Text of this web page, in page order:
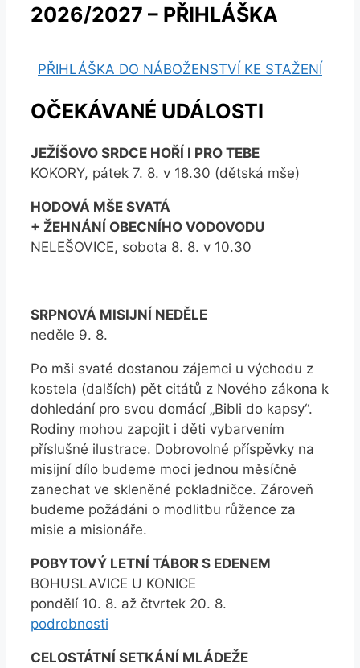
2026/2027 – PŘIHLÁŠKA
PŘIHLÁŠKA DO NÁBOŽENSTVÍ KE STAŽENÍ
OČEKÁVANÉ UDÁLOSTI
JEŽÍŠOVO SRDCE HOŘÍ I PRO TEBE
KOKORY, pátek 7. 8. v 18.30 (dětská mše)
HODOVÁ MŠE SVATÁ
+ ŽEHNÁNÍ OBECNÍHO VODOVODU
NELEŠOVICE, sobota 8. 8. v 10.30
SRPNOVÁ MISIJNÍ NEDĚLE
neděle 9. 8.
Po mši svaté dostanou zájemci u východu z
kostela (dalších) pět citátů z Nového zákona k
dohledání pro svou domácí „Bibli do kapsy“.
Rodiny mohou zapojit i děti vybarvením
příslušné ilustrace. Dobrovolné příspěvky na
misijní dílo budeme moci jednou měsíčně
zanechat ve skleněné pokladničce. Zároveň
budeme požádáni o modlitbu růžence za
misie a misionáře.
POBYTOVÝ LETNÍ TÁBOR S EDENEM
BOHUSLAVICE U KONICE
pondělí 10. 8. až čtvrtek 20. 8.
podrobnosti
CELOSTÁTNÍ SETKÁNÍ MLÁDEŽE